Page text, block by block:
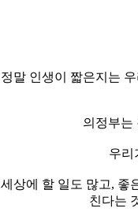
정말 인생이 짧은지는
의정부는
우리
세상에 할 일도 많고, 좋
친다는